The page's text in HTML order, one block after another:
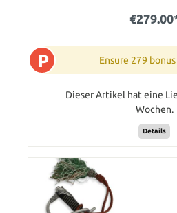
P Ensure 279
Dieser Artikel hat eine
Wochen.
Details